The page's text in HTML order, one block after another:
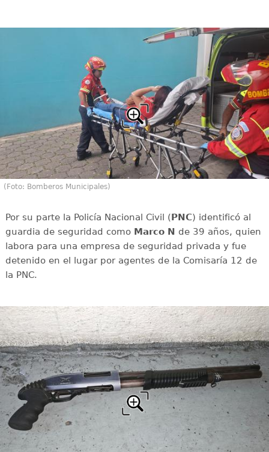
(Foto: Bomberos Municipales)
Por su parte la Policía Nacional Civil (PNC) identificó al
guardia de seguridad como Marco N de 39 años, quien
labora para una empresa de seguridad privada y fue
detenido en el lugar por agentes de la Comisaría 12 de
la PNC.